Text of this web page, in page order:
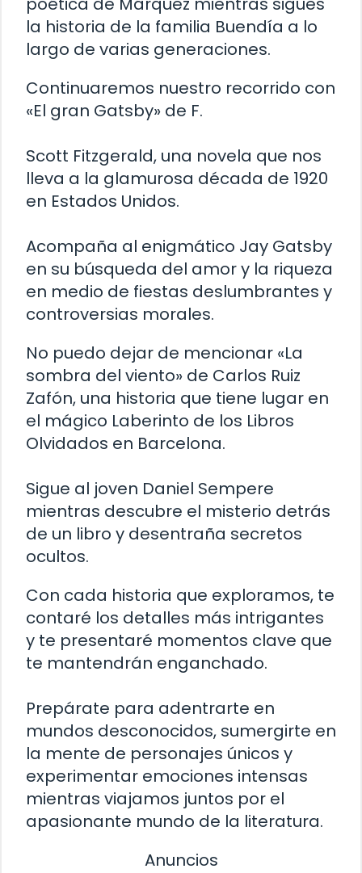
la historia de la familia Buendía a lo
largo de varias generaciones.
Continuaremos nuestro recorrido con
«El gran Gatsby» de F.
Scott Fitzgerald, una novela que nos
lleva a la glamurosa década de 1920
en Estados Unidos.
Acompaña al enigmático Jay Gatsby
en su búsqueda del amor y la riqueza
en medio de fiestas deslumbrantes y
controversias morales.
No puedo dejar de mencionar «La
sombra del viento» de Carlos Ruiz
Zafón, una historia que tiene lugar en
el mágico Laberinto de los Libros
Olvidados en Barcelona.
Sigue al joven Daniel Sempere
mientras descubre el misterio detrás
de un libro y desentraña secretos
ocultos.
Con cada historia que exploramos, te
contaré los detalles más intrigantes
y te presentaré momentos clave que
te mantendrán enganchado.
Prepárate para adentrarte en
mundos desconocidos, sumergirte en
la mente de personajes únicos y
experimentar emociones intensas
mientras viajamos juntos por el
apasionante mundo de la literatura.
Anuncios